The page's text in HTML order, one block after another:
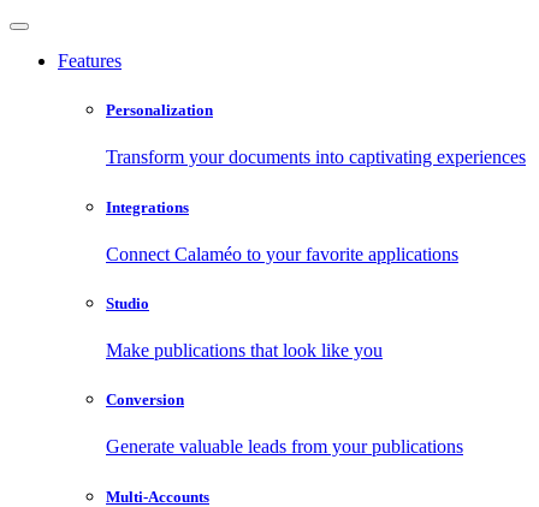
Features
Personalization
Transform your documents into captivating experiences
Integrations
Connect Calaméo to your favorite applications
Studio
Make publications that look like you
Conversion
Generate valuable leads from your publications
Multi-Accounts